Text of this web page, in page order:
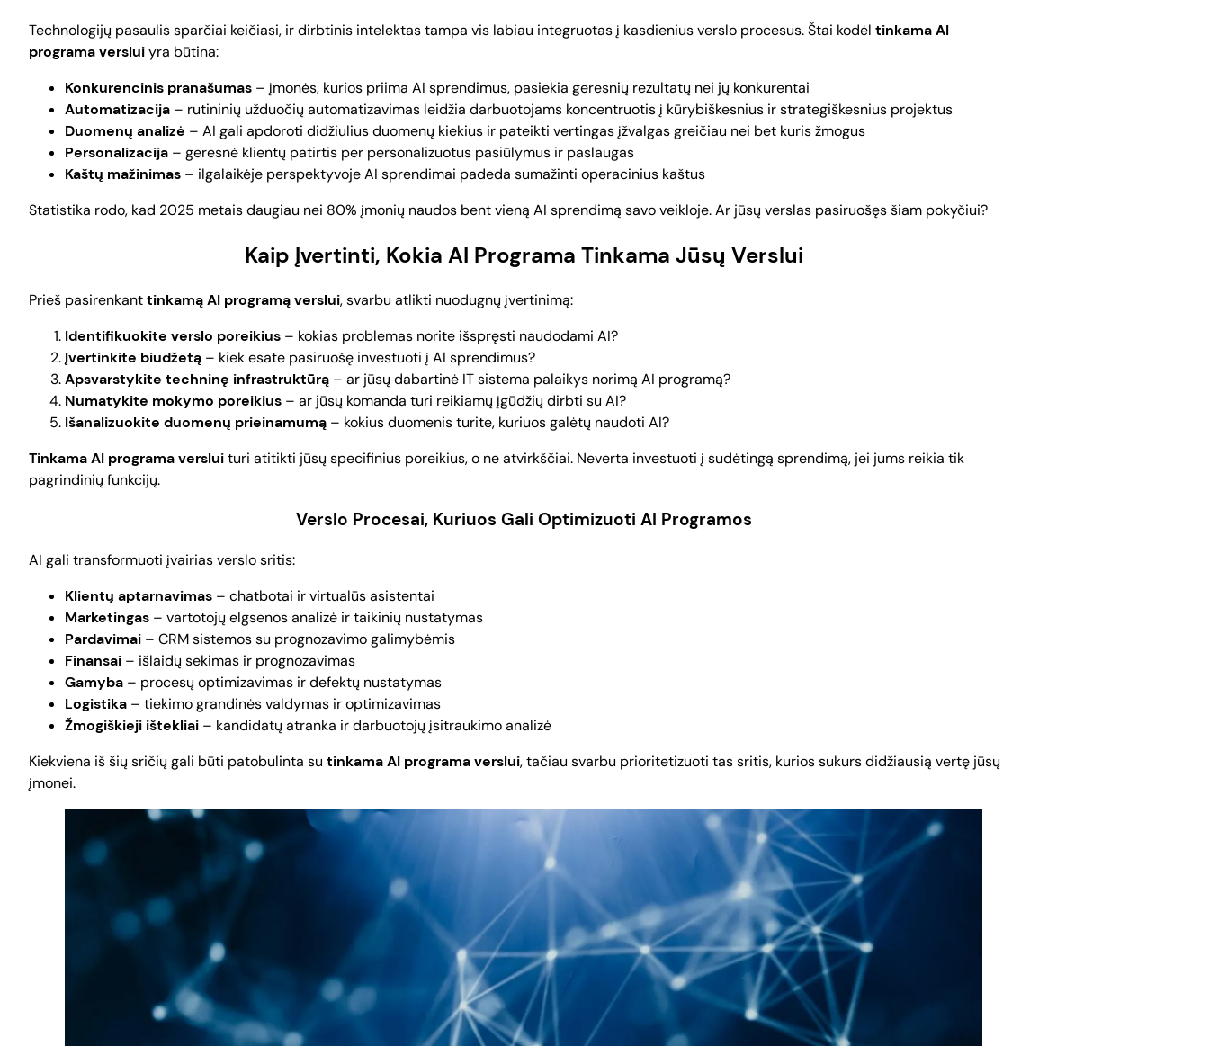
Technologijų pasaulis sparčiai keičiasi, ir dirbtinis intelektas tampa vis labiau integruotas į kasdienius verslo procesus. Štai kodėl tinkama AI
programa versluiyra būtina:
Konkurencinis pranašumas – įmonės, kurios priima AI sprendimus, pasiekia geresnių rezultatų nei jų konkurentai
Automatizacija – rutininių užduočių automatizavimas leidžia darbuotojams koncentruotis į kūrybiškesnius ir strategiškesnius projektus
Duomenų analizė – AI gali apdoroti didžiulius duomenų kiekius ir pateikti vertingas įžvalgas greičiau nei bet kuris žmogus
Personalizacija – geresnė klientų patirtis per personalizuotus pasiūlymus ir paslaugas
Kaštų mažinimas – ilgalaikėje perspektyvoje AI sprendimai padeda sumažinti operacinius kaštus
Statistika rodo, kad 2025 metais daugiau nei 80% įmonių naudos bent vieną AI sprendimą savo veikloje. Ar jūsų verslas pasiruošęs šiam pokyčiui?
Kaip Įvertinti, Kokia AI Programa Tinkama Jūsų Verslui
Prieš pasirenkanttinkamą AI programą verslui, svarbu atlikti nuodugnų įvertinimą:
Identifikuokite verslo poreikius – kokias problemas norite išspręsti naudodami AI?
Įvertinkite biudžetą – kiek esate pasiruošę investuoti į AI sprendimus?
Apsvarstykite techninę infrastruktūrą – ar jūsų dabartinė IT sistema palaikys norimą AI programą?
Numatykite mokymo poreikius – ar jūsų komanda turi reikiamų įgūdžių dirbti su AI?
Išanalizuokite duomenų prieinamumą – kokius duomenis turite, kuriuos galėtų naudoti AI?
Tinkama AI programa versluituri atitikti jūsų specifinius poreikius, o ne atvirkščiai. Neverta investuoti į sudėtingą sprendimą, jei jums reikia tik
pagrindinių funkcijų.
Verslo Procesai, Kuriuos Gali Optimizuoti AI Programos
AI gali transformuoti įvairias verslo sritis:
Klientų aptarnavimas – chatbotai ir virtualūs asistentai
Marketingas – vartotojų elgsenos analizė ir taikinių nustatymas
Pardavimai – CRM sistemos su prognozavimo galimybėmis
Finansai – išlaidų sekimas ir prognozavimas
Gamyba – procesų optimizavimas ir defektų nustatymas
Logistika – tiekimo grandinės valdymas ir optimizavimas
Žmogiškieji ištekliai – kandidatų atranka ir darbuotojų įsitraukimo analizė
Kiekviena iš šių sričių gali būti patobulinta su tinkama AI programa verslui, tačiau svarbu prioritetizuoti tas sritis, kurios sukurs didžiausią vertę jūsų
įmonei.